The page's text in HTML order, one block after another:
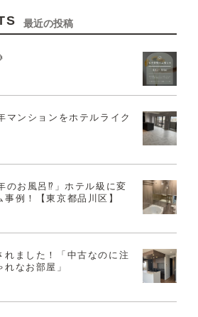
最近の投稿
マンションをホテルライク
のお風呂⁉」ホテル級に変
例！【東京都品川区】
れました！「中古なのに注
なお部屋」